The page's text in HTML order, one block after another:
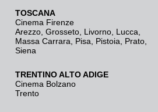
TOSCANA
Cinema Firenze
Arezzo Grosseto Livorno Lucca
Massa Carrara
Pisa Pistoia Prato
Siena
TRENTINO ALTO ADIGE
Cinema Bolzano
Trento